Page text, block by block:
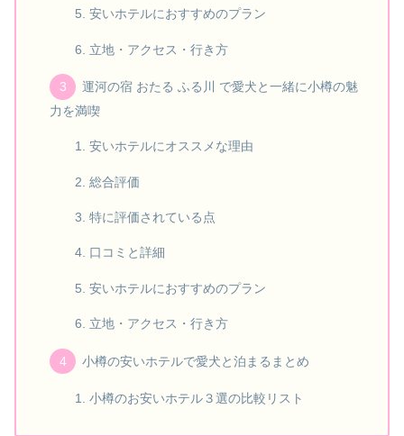
安いホテルにおすすめのプラン
立地・アクセス・行き方
運河の宿 おたる ふる川 で愛犬と一緒に小樽の魅
力を満喫
安いホテルにオススメな理由
総合評価
特に評価されている点
口コミと詳細
安いホテルにおすすめのプラン
立地・アクセス・行き方
小樽の安いホテルで愛犬と泊まるまとめ
小樽のお安いホテル３選の比較リスト